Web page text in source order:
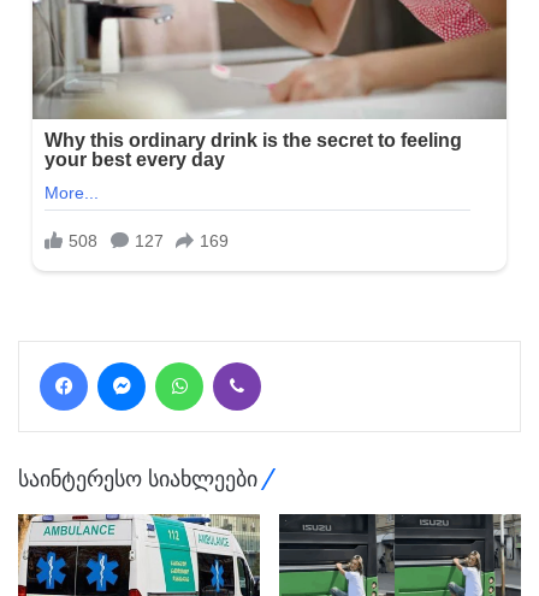
FacebookMessengerWhatsApp
საინტერესო სიახლეები